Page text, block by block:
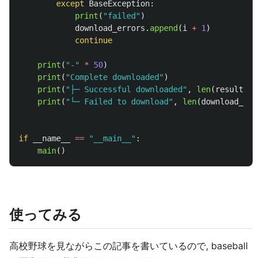
except BaseException:
print ( "failed " )
download_errors . append (i + 1 )
continue
print ( " - " * 50)
print ( "Complete downloaded " )
print ( " ├─ Successful downloaded " , len( results
print ( " └─ Failed to download " , len(
if __name__ == " __main__ " :
main()
使ってみる
高校野球を見ながらこの記事を書いているので, baseball